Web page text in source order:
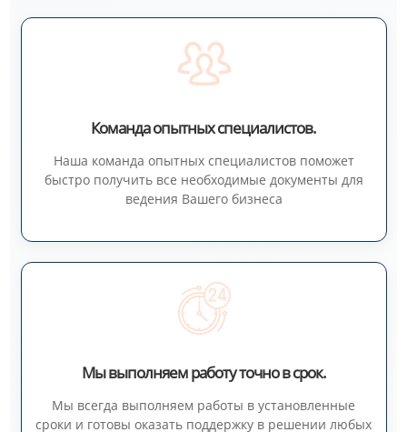
Команда опытных специалистов.
Наша команда опытных специалистов поможет
быстро получить все необходимые документы для
ведения Вашего бизнеса
Мы выполняем работу точно в срок.
Мы всегда выполняем работы в установленные
сроки и готовы оказать поддержку в решении любых